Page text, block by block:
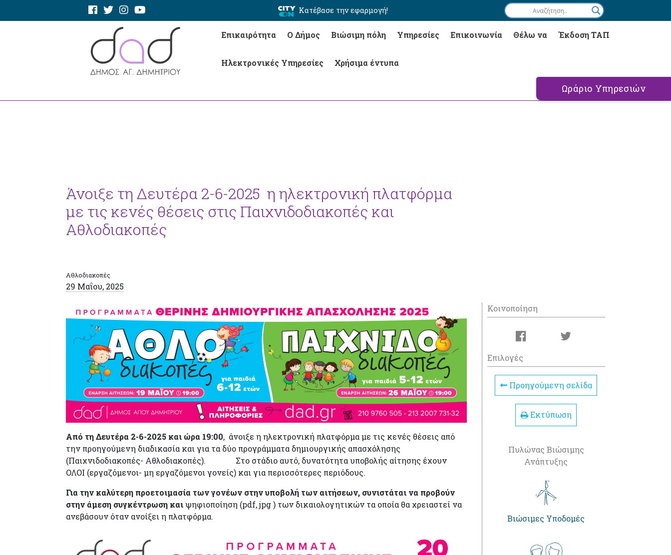
Κατέβασε την εφαρμογή!
Επικαιρότητα Ο Δήμος Βιώσιμη πόλη Υπηρεσίες Επικοινωνία Θέλω να Έκδοση ΤΑΠ
Ηλεκτρονικές Υπηρεσίες Χρήσιμα έντυπα
Ωράριο Υπηρεσιών
Άνοιξε τη Δευτέρα 2-6-2025 η ηλεκτρονική πλατφόρμα
με τις κενές θέσεις στις Παιχνιδοδιακοπές και
Αθλοδιακοπές
Αθλοδιακοπές
29 Μαΐου, 2025
Από τη Δευτέρα 2-6-2025 και ώρα 19:00, άνοιξε η ηλεκτρονική πλατφόρμα με τις κενές θέσεις από
την προηγούμενη διαδικασία και για τα δύο προγράμματα δημιουργικής απασχόλησης
(Παιχνιδοδιακοπές- Αθλοδιακοπές). Στο στάδιο αυτό, δυνατότητα υποβολής αίτησης έχουν
ΟΛΟΙ (εργαζόμενοι- μη εργαζόμενοι γονείς) και για περισσότερες περιόδους.
Για την καλύτερη προετοιμασία των γονέων στην υποβολή των αιτήσεων, συνιστάται να προβούν
στην άμεση συγκέντρωση καιψηφιοποίηση (pdf, jpg ) των δικαιολογητικών τα οποία θα χρειαστεί να
ανεβάσουν όταν ανοίξει η πλατφόρμα.
Κοινοποίηση
Επιλογές
Προηγούμενη σελίδα
Εκτύπωση
Πυλώνας Βιώσιμης
Ανάπτυξης
Βιώσιμες Υποδομές